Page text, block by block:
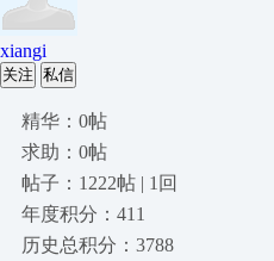
xiangi
关注 私信
精华：0帖
求助：0帖
帖子：1222帖 | 1回
年度积分：411
历史总积分：3788